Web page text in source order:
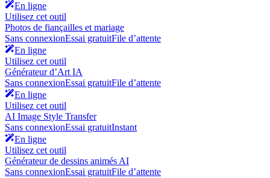
En ligne
Utilisez cet outil
Photos de fiançailles et mariage
Sans connexionEssai gratuitFile d’attente
En ligne
Utilisez cet outil
Générateur d’Art IA
Sans connexionEssai gratuitFile d’attente
En ligne
Utilisez cet outil
AI Image Style Transfer
Sans connexionEssai gratuitInstant
En ligne
Utilisez cet outil
Générateur de dessins animés AI
Sans connexionEssai gratuitFile d’attente